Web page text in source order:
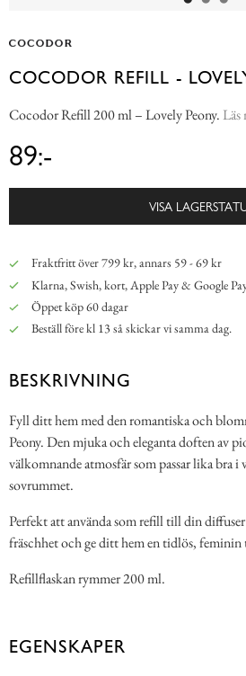
COCODOR REFILL -
Cocodor Refill 200 ml – Lovely Peony. Läs
89:-
VISA
Fraktfritt över 799 kr, annars 59 - 69 kr
Klarna, Swish, kort, Apple Pay & Google
Öppet köp 60 dagar
Beställ före kl 13 så skickar vi samma dag.
BESKRIVNING
Fyll ditt hem med den romantiska och
Peony. Den mjuka och eleganta doften av
välkomnande atmosfär som passar lika bra i
sovrummet.
Perfekt att använda som refill till din
fräschhet och ge ditt hem en tidlös,
Refillflaskan rymmer 200 ml.
EGENSKAPER